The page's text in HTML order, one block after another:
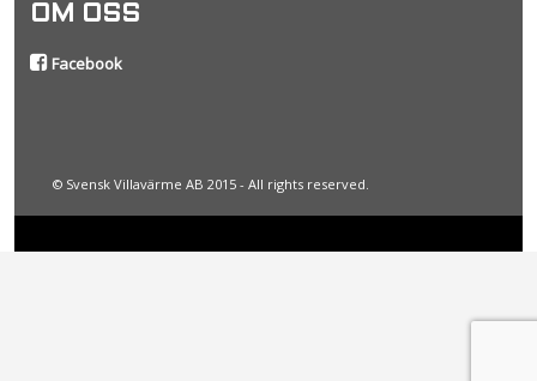
OM OSS
Facebook
© Svensk Villavärme AB 2015 - All rights reserved.